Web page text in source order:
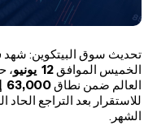
تحديث سوق البيتكوين: شهد
الخميس الموافق12 يونيو،
العالم ضمن نطاق63,000
للاستقرار بعد التراجع
الشهر.